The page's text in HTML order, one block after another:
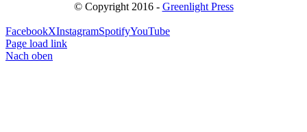
© Copyright 2016 - Greenlight Press
FacebookXInstagramSpotifyYouTube
Page load link
Nach oben